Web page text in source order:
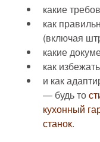
какие
как
(включая
какие
как
и как
— будь то
кухонный
станок.